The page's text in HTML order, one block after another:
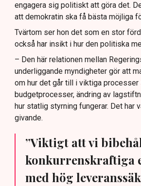
engagera sig politiskt att göra det.
att demokratin ska få bästa möjliga
Tvärtom ser hon det som en stor
också har insikt i hur den politiska
– Den här relationen mellan
underliggande myndigheter gör att
om hur det går till i viktiga processer
budgetprocesser, ändring av
hur statlig styrning fungerar. Det har
givande.
”Viktigt att vi
konkurrenskraftiga
med hög